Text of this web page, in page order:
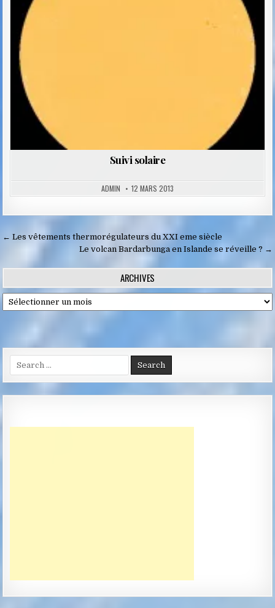
Suivi solaire
ADMIN 12 MARS 2013
Navigation
l’article
← Les vêtements thermorégulateurs du XXI eme siècle
Le volcan Bardarbunga en Islande se réveille ? →
ARCHIVES
Archives
Search
for: